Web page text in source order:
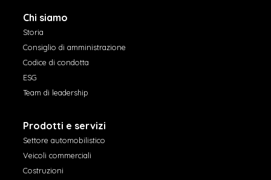
Chi siamo
Storia
Consiglio di amministrazione
Codice di condotta
ESG
Team di leadership
Prodotti e servizi
Settore automobilistico
Veicoli commerciali
Costruzioni